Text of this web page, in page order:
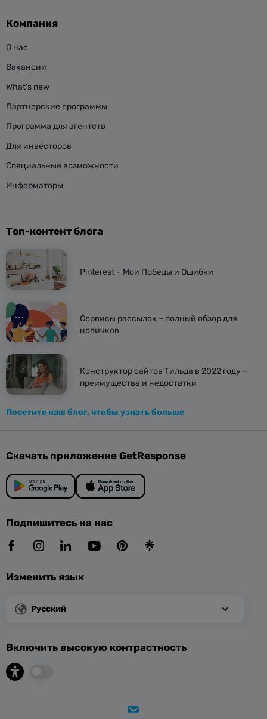
Компания
О нас
Вакансии
What’s new
Партнерские программы
Программа для агентств
Для инвесторов
Специальные возможности
Информаторы
Топ-контент блога
Pinterest – Мои Победы и Ошибки
Сервисы рассылок – полный обзор для
новичков
Конструктор сайтов Тильда в 2022 году –
преимущества и недостатки
Посетите наш блог, чтобы узнать больше
Скачать приложение GetResponse
Подпишитесь на нас
Изменить язык
Русский
Включить высокую контрастность